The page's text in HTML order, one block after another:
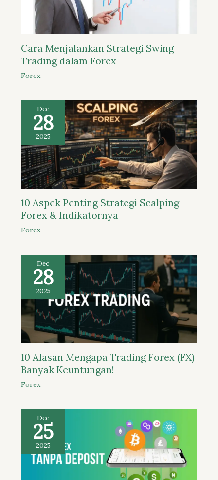
Cara Menjalankan Strategi Swing
Trading dalam Forex
Forex
Dec
28
2025
10 Aspek Penting Strategi Scalping
Forex & Indikatornya
Forex
Dec
28
2025
10 Alasan Mengapa Trading Forex (FX)
Banyak Keuntungan!
Forex
Dec
25
2025